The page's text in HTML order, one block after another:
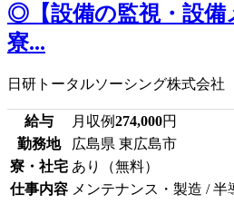
◎【設備の監視・設備
寮...
日研トータルソーシング株式会社
給与 月収例274,000円
勤務地
広島県 東広島市
寮・社宅 あり（無料）
仕事内容 メンテナンス・製造 / 半